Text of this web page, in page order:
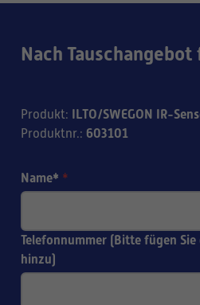
Nach Tauschangebot
Produkt: ILTO/SWEGON IR-
Produktnr.: 603101
Name* *
Telefonnummer (Bitte fügen
hinzu)